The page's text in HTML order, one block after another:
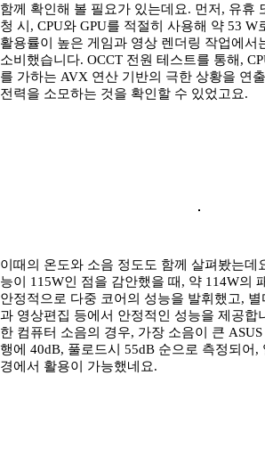
함께 확인해 볼 필요가 있는데요. 먼저, 유휴
청 시, CPU와 GPU를 적절히 사용해 약 53 W
활용률이 높은 게임과 영상 렌더링 작업에서
소비했습니다. OCCT 전원 테스트를 통해,
를 가하는 AVX 연산 기반의 극한 상황을 연
전력을 소모하는 것을 확인할 수 있었고요.
이때의 온도와 소음 정도도 함께 살펴봤는데
능이 115W인 점을 감안했을 때, 약 114W의
안정적으로 다중 코어의 성능을 발휘했고,
과 영상편집 등에서 안정적인 성능을 제공합
한 컴퓨터 소음의 경우, 가장 소음이 큰
행에 40dB, 풀로드시 55dB 순으로 측정되어,
경에서 활용이 가능했네요.